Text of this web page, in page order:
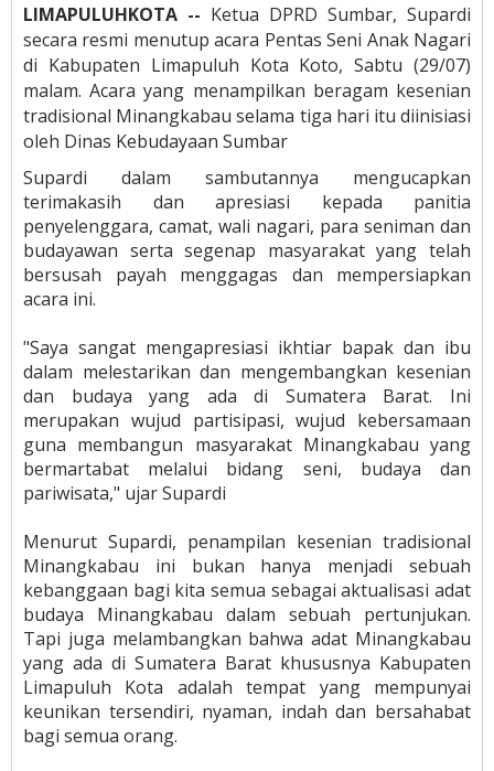
LIMAPULUHKOTA -- Ketua DPRD Sumbar, Supardi
secara resmi menutup acara Pentas Seni Anak Nagari
di Kabupaten Limapuluh Kota Koto, Sabtu (29/07)
malam. Acara yang menampilkan beragam kesenian
tradisional Minangkabau selama tiga hari itu diinisiasi
oleh Dinas Kebudayaan Sumbar
Supardi dalam sambutannya mengucapkan
terimakasih dan apresiasi kepada panitia
penyelenggara, camat, wali nagari, para seniman dan
budayawan serta segenap masyarakat yang telah
bersusah payah menggagas dan mempersiapkan
acara ini.
"Saya sangat mengapresiasi ikhtiar bapak dan ibu
dalam melestarikan dan mengembangkan kesenian
dan budaya yang ada di Sumatera Barat. Ini
merupakan wujud partisipasi, wujud kebersamaan
guna membangun masyarakat Minangkabau yang
bermartabat melalui bidang seni, budaya dan
pariwisata," ujar Supardi
Menurut Supardi, penampilan kesenian tradisional
Minangkabau ini bukan hanya menjadi sebuah
kebanggaan bagi kita semua sebagai aktualisasi adat
budaya Minangkabau dalam sebuah pertunjukan.
Tapi juga melambangkan bahwa adat Minangkabau
yang ada di Sumatera Barat khususnya Kabupaten
Limapuluh Kota adalah tempat yang mempunyai
keunikan tersendiri, nyaman, indah dan bersahabat
bagi semua orang.